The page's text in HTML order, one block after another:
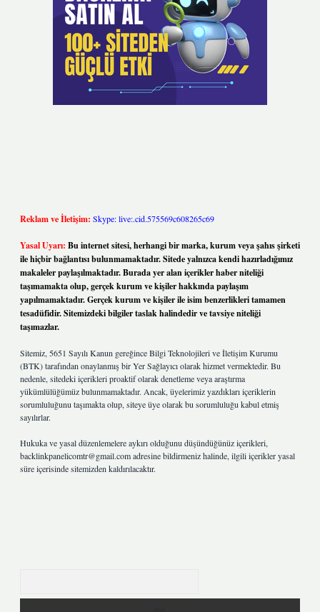
Reklam ve İletişim: Skype: live:.cid.575569c608265c69
Yasal Uyarı: Bu internet sitesi, herhangi bir marka, kurum veya şahıs şirketi
ile hiçbir bağlantısı bulunmamaktadır. Sitede yalnızca kendi hazırladığımız
makaleler paylaşılmaktadır. Burada yer alan içerikler haber niteliği
taşımamakta olup, gerçek kurum ve kişiler hakkında paylaşım
yapılmamaktadır. Gerçek kurum ve kişiler ile isim benzerlikleri tamamen
tesadüfidir. Sitemizdeki bilgiler taslak halindedir ve tavsiye niteliği
taşımazlar.
Sitemiz, 5651 Sayılı Kanun gereğince Bilgi Teknolojileri ve İletişim Kurumu
(BTK) tarafından onaylanmış bir Yer Sağlayıcı olarak hizmet vermektedir. Bu
nedenle, sitedeki içerikleri proaktif olarak denetleme veya araştırma
yükümlülüğümüz bulunmamaktadır. Ancak, üyelerimiz yazdıkları içeriklerin
sorumluluğunu taşımakta olup, siteye üye olarak bu sorumluluğu kabul etmiş
sayılırlar.
Hukuka ve yasal düzenlemelere aykırı olduğunu düşündüğünüz içerikleri,
backlinkpanelicomtr@gmail.comadresine bildirmeniz halinde, ilgili içerikler yasal
süre içerisinde sitemizden kaldırılacaktır.